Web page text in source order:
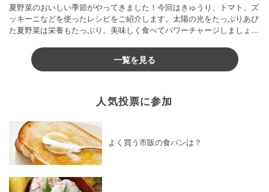
夏野菜のおいしい季節がやってきました！今回はきゅうり、トマト、ズ
ッキーニなどを使ったレシピをご紹介します。太陽の光をたっぷりあび
た夏野菜は栄養もたっぷり。美味しく食べてパワーチャージしましょう
一覧を見る
人気投票に参加
よく買う市販の食パンは？